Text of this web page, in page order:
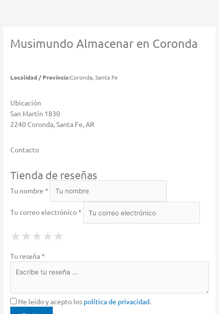
MusimundoAlmacenar en Coronda
Localidad / Provincia:Coronda, Santa Fe
Ubicación
San Martín 1830
2240 Coronda, Santa Fe, AR
Contacto
Tienda de reseñas
Tu nombre *
Tu correo electrónico *
★ 1 Star
★ ★ 2 Stars
★ ★ ★ 3 Stars
★ ★ ★ ★ 4 Stars
★ ★ ★ ★ ★
Tu reseña *
He leído y acepto los política de privacidad.